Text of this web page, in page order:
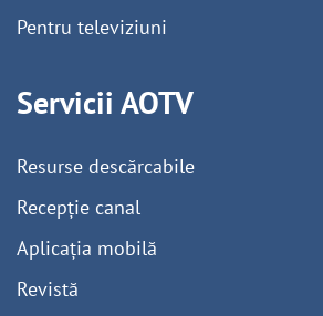
Pentru televiziuni
Servicii AOTV
Resurse descărcabile
Recepție canal
Aplicația mobilă
Revistă